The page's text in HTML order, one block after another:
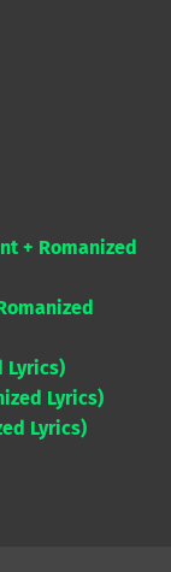
+ Romanized
Lyrics)
Lyrics)
Lyrics)